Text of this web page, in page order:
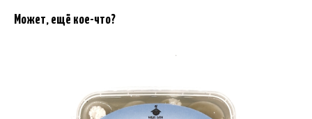
Может, ещё кое-что?